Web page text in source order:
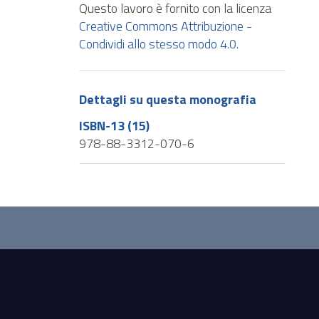
Questo lavoro è fornito con la licenza
Creative Commons Attribuzione -
Condividi allo stesso modo 4.0.
Dettagli su questa monografia
ISBN-13 (15)
978-88-3312-070-6